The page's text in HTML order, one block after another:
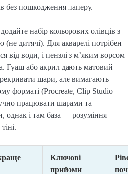
без пошкодження паперу.
набір кольорових олівців з
дитячі). Для акварелі потрібен
від води, і пензлі з м’яким ворсом
Гуаш або акрил дають матовий
шари, але вимагають
форматі (Procreate, Clip Studio
працювати шарами та
однак і там база — розуміння
Ключові
прийоми